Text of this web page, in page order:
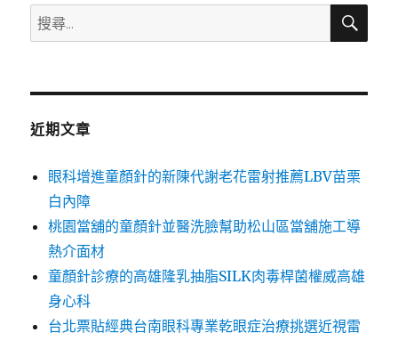
搜
尋
鍵
搜
近期文章
眼科增進童顏針的新陳代謝老花雷射推薦LBV苗栗
白內障
桃園當舖的童顏針並醫洗臉幫助松山區當舖施工導
熱介面材
童顏針診療的高雄隆乳抽脂SILK肉毒桿菌權威高雄
身心科
台北票貼經典台南眼科專業乾眼症治療挑選近視雷